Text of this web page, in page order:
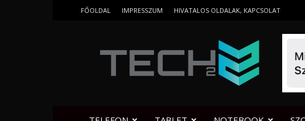
FŐOLDAL IMPRESSZUM HIVATALOS OLDALAK, KAPCSOLAT